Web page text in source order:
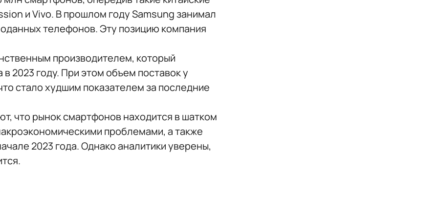
и Vivo. В прошлом году Samsung занимал
телефонов. Эту позицию компания
производителем, который
2023 году. При этом объем поставок у
стало худшим показателем за последние
что рынок смартфонов находится в шатком
проблемами, а также
2023 года. Однако аналитики уверены,